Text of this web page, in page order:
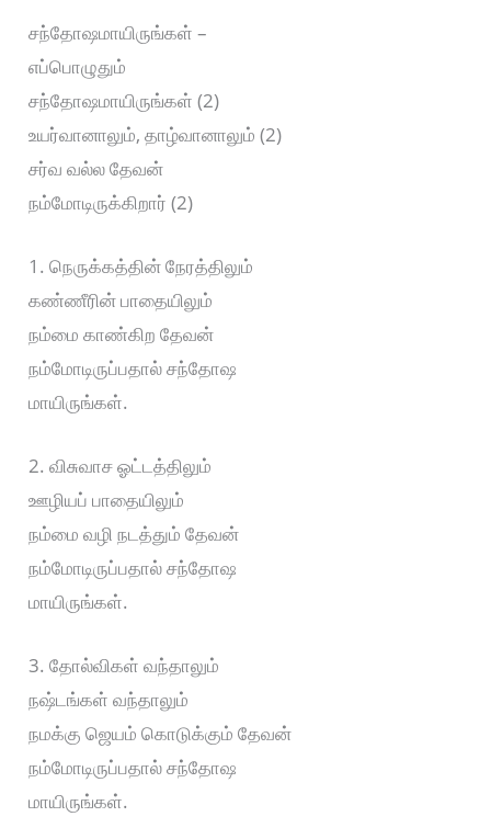
சந்தோஷமாயிருங்கள் –
எப்பொழுதும்
சந்தோஷமாயிருங்கள் (2)
உயர்வானாலும், தாழ்வானாலும் (2)
சர்வ வல்ல தேவன்
நம்மோடிருக்கிறார் (2)
1. நெருக்கத்தின் நேரத்திலும்
கண்ணீரின் பாதையிலும்
நம்மை காண்கிற தேவன்
நம்மோடிருப்பதால் சந்தோஷ
மாயிருங்கள்.
2. விசுவாச ஓட்டத்திலும்
ஊழியப் பாதையிலும்
நம்மை வழி நடத்தும் தேவன்
நம்மோடிருப்பதால் சந்தோஷ
மாயிருங்கள்.
3. தோல்விகள் வந்தாலும்
நஷ்டங்கள் வந்தாலும்
நமக்கு ஜெயம் கொடுக்கும் தேவன்
நம்மோடிருப்பதால் சந்தோஷ
மாயிருங்கள்.